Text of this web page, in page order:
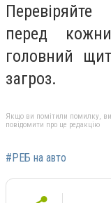
перед
головний
загроз.
Якщо ви помітили помилку,
повідомити про це редакцію
#РЕБ на авто